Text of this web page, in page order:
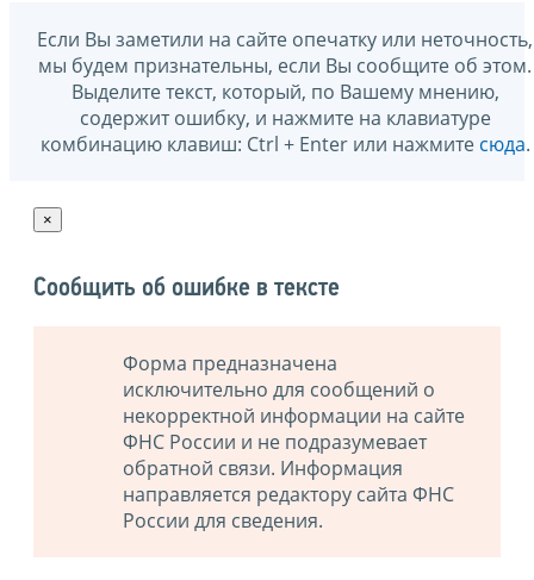
Если Вы заметили на сайте опечатку или неточность,
мы будем признательны, если Вы сообщите об этом.
Выделите текст, который, по Вашему мнению,
содержит ошибку, и нажмите на клавиатуре
комбинацию клавиш: Ctrl + Enter или нажмите сюда.
×
Сообщить об ошибке в тексте
Форма предназначена
исключительно для сообщений о
некорректной информации на сайте
ФНС России и не подразумевает
обратной связи. Информация
направляется редактору сайта ФНС
России для сведения.